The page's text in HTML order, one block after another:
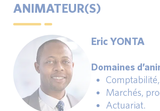
ANIMATEUR(S)
Eric YONTA
Domaines
Marchés,
Actuariat.